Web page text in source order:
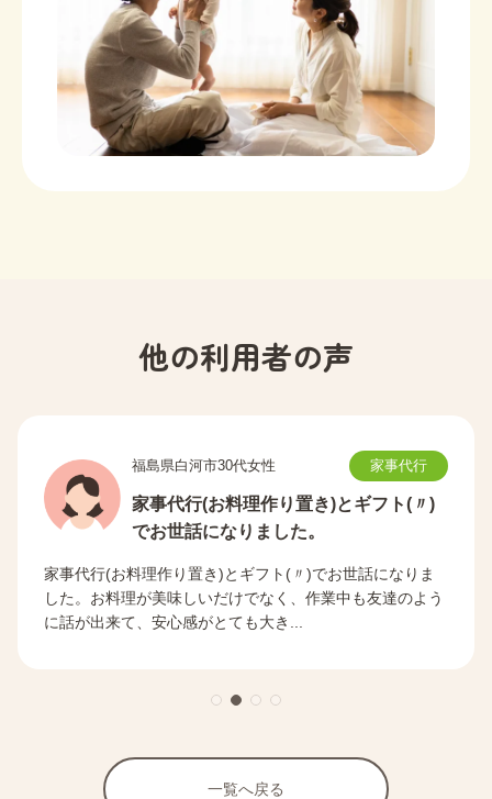
他の利用者の声
福島県白河市30代女性 家事代行
家事代行(お料理作り置き)とギフト(〃)
でお世話になりました。
家事代行(お料理作り置き)とギフト(〃)でお世話になりま
した。お料理が美味しいだけでなく、作業中も友達のよう
に話が出来て、安心感がとても大き...
一覧へ戻る